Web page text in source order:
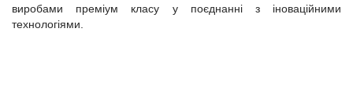
виробами преміум класу у поєднанні з іноваційними
технологіями.